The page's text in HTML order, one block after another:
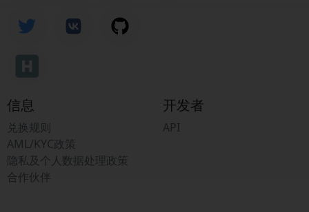
信息
兑换规则
AML/KYC政策
隐私及个人数据处理政策
合作伙伴
开发者
API